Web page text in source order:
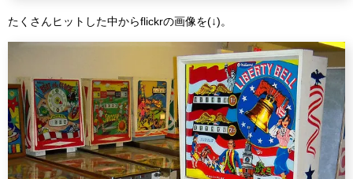
たくさんヒットした中からflickrの画像を(↓)。